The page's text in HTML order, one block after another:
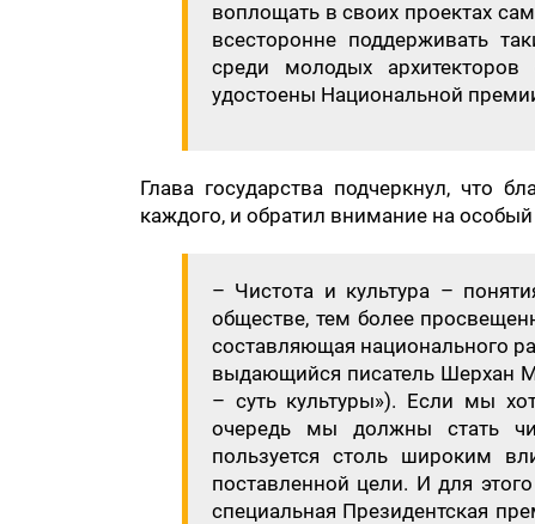
воплощать в своих проектах
всесторонне поддерживать
среди молодых архитекторов
удостоены Национальной
Глава государства подчеркнул, что
каждого, и обратил внимание на
– Чистота и культура –
обществе, тем более
составляющая национального
выдающийся писатель Шерхан
– суть культуры»). Если мы
очередь мы должны стать
пользуется столь широким
поставленной цели. И для
специальная Президентская